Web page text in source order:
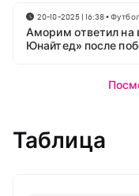
20-10-2025 | 16:38•Футбол
Аморим ответил на
Юнайтед» после
Таблица